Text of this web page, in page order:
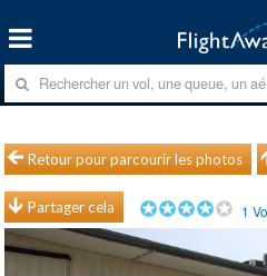
Retour pour parcourir les photos
Partager cela 1